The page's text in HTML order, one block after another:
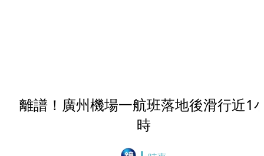
離譜！廣州機場一航班落地後滑行近1
時